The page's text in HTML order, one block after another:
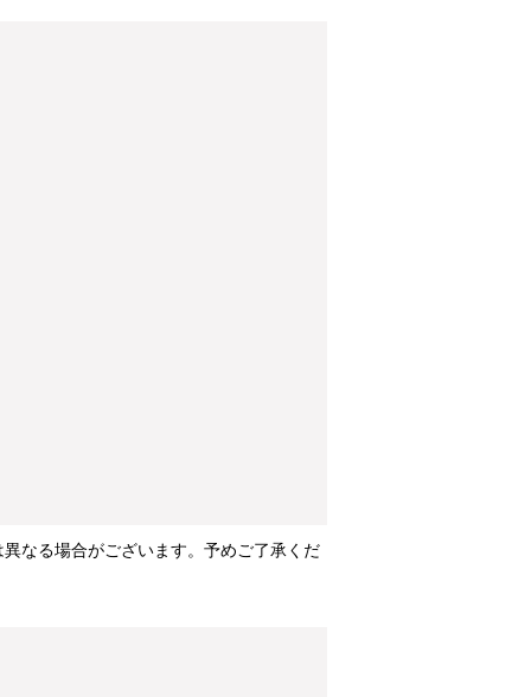
なる場合がございます。予めご了承くだ